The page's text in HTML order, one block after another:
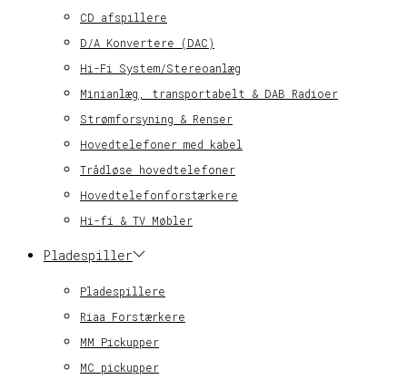
CD afspillere
D/A Konvertere (DAC)
Hi-Fi System/Stereoanlæg
Minianlæg, transportabelt & DAB Radioer
Strømforsyning & Renser
Hovedtelefoner med kabel
Trådløse hovedtelefoner
Hovedtelefonforstærkere
Hi-fi & TV Møbler
Pladespiller
Pladespillere
Riaa Forstærkere
MM Pickupper
MC pickupper